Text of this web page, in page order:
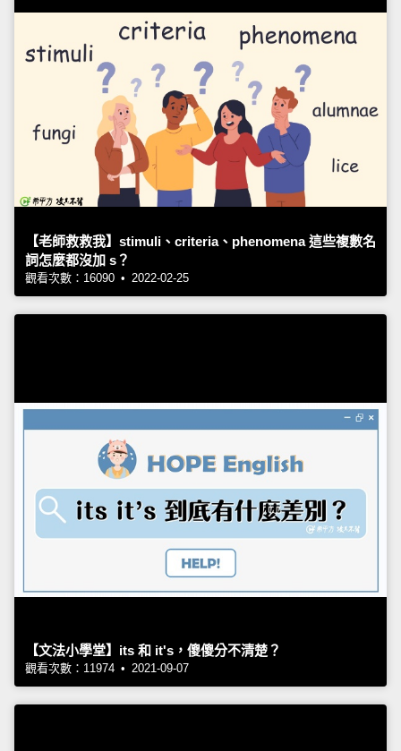
【老師救救我】stimuli、criteria、phenomena 這些複數名
詞怎麼都沒加 s？
觀看次數：16090 • 2022-02-25
【文法小學堂】its 和 it's，傻傻分不清楚？
觀看次數：11974 • 2021-09-07